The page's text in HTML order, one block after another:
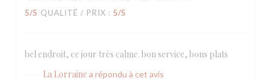
5/5 QUALITÉ / PRIX : 5/5
bel endroit, ce jour très calme. bon service, bons plats
La Lorraine a répondu à cet avis